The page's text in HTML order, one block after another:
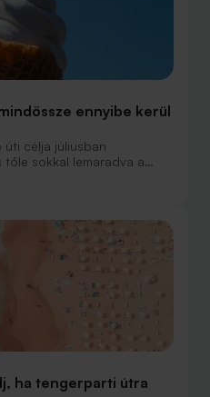
ennyibe kerül
úti célja júliusban
sokkal lemaradva a
sem. A tengerparti
ha tengerparti útra